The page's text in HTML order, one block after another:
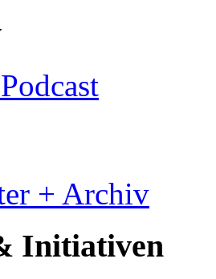
+ Archiv
Initiativen